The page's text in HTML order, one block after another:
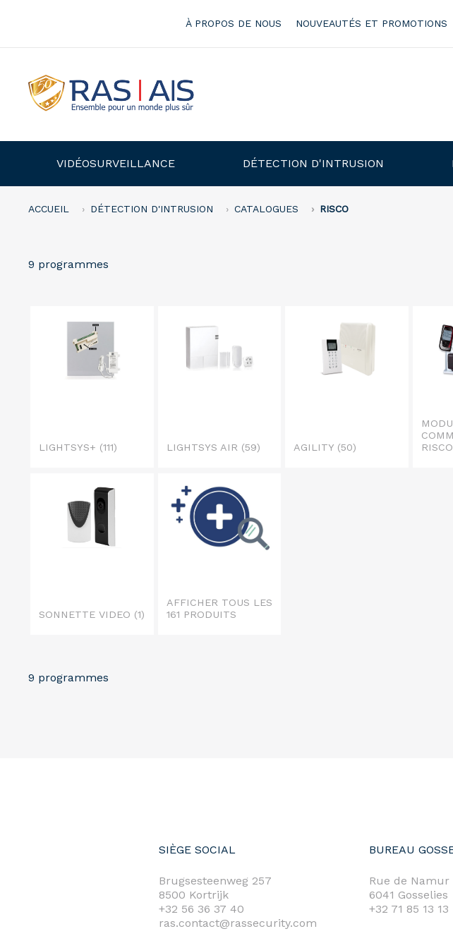
À PROPOS DE NOUS NOUVEAUTÉS ET PROMOTIONS
VIDÉOSURVEILLANCE DÉTECTION D'INTRUSION
ACCUEIL DÉTECTION D'INTRUSION CATALOGUES RISCO
9 programmes
LIGHTSYS+ (111) LIGHTSYS AIR (59) AGILITY (50)
RISCO
SONNETTE VIDEO (1)
AFFICHER TOUS LES
161 PRODUITS
9 programmes
SIÈGE SOCIAL
Brugsesteenweg 257
8500 Kortrijk
+32 56 36 37 40
ras.contact@rassecurity.com
BUREAU
Rue de Namur
6041 Gosselies
+32 71 85 13 13